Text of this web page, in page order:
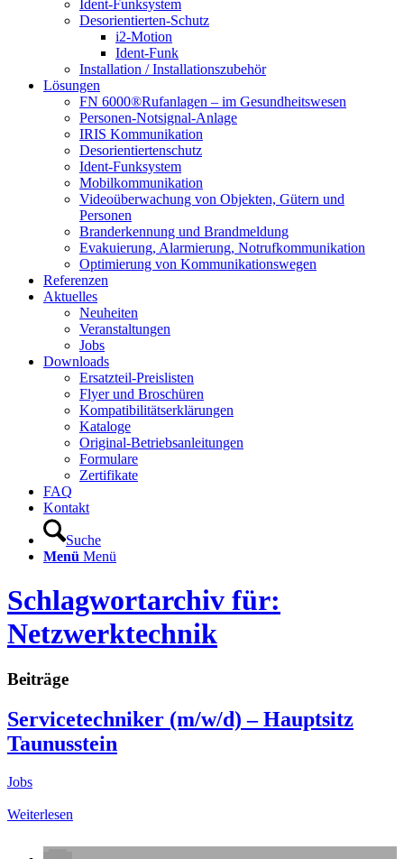
Ident-Funksystem
Desorientierten-Schutz
i2-Motion
Ident-Funk
Installation / Installationszubehör
Lösungen
FN 6000®Rufanlagen – im Gesundheitswesen
Personen-Notsignal-Anlage
IRIS Kommunikation
Desorientiertenschutz
Ident-Funksystem
Mobilkommunikation
Videoüberwachung von Objekten, Gütern und
Personen
Branderkennung und Brandmeldung
Evakuierung, Alarmierung, Notrufkommunikation
Optimierung von Kommunikationswegen
Referenzen
Aktuelles
Neuheiten
Veranstaltungen
Jobs
Downloads
Ersatzteil-Preislisten
Flyer und Broschüren
Kompatibilitätserklärungen
Kataloge
Original-Betriebsanleitungen
Formulare
Zertifikate
FAQ
Kontakt
Suche
Menü Menü
Schlagwortarchiv für:
Netzwerktechnik
Beiträge
Servicetechniker (m/w/d) – Hauptsitz
Taunusstein
Jobs
Weiterlesen